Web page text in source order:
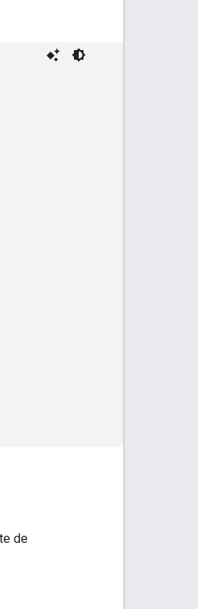
de